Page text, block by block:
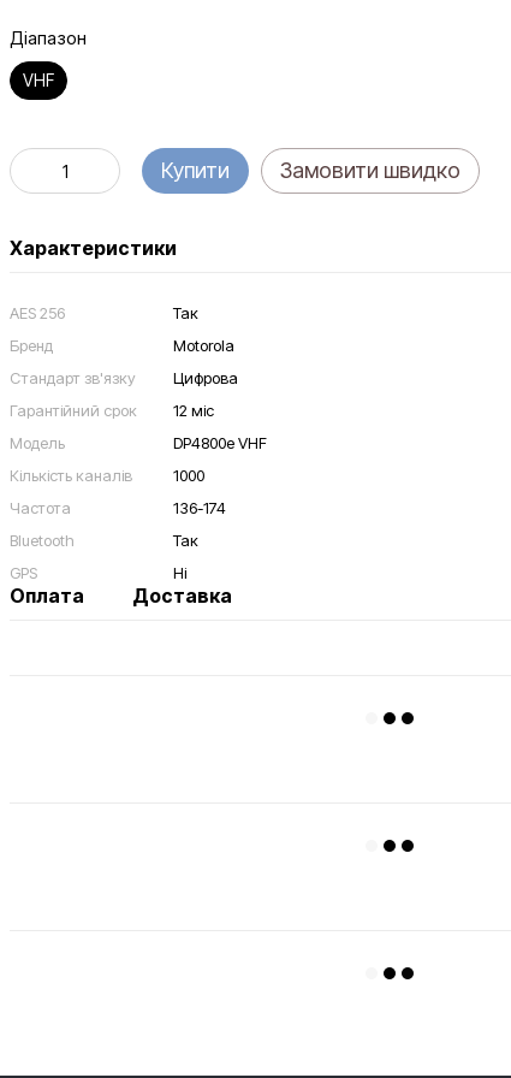
Діапазон
VHF
Купити Замовити швидко
Характеристики
AES 256
Так
Бренд
Motorola
Стандарт зв'язку
Цифрова
Гарантійний срок
12 міс
Модель
DP4800e VHF
Кількість каналів
1000
Частота
136-174
Bluetooth
Так
GPS
Ні
Оплата Доставка